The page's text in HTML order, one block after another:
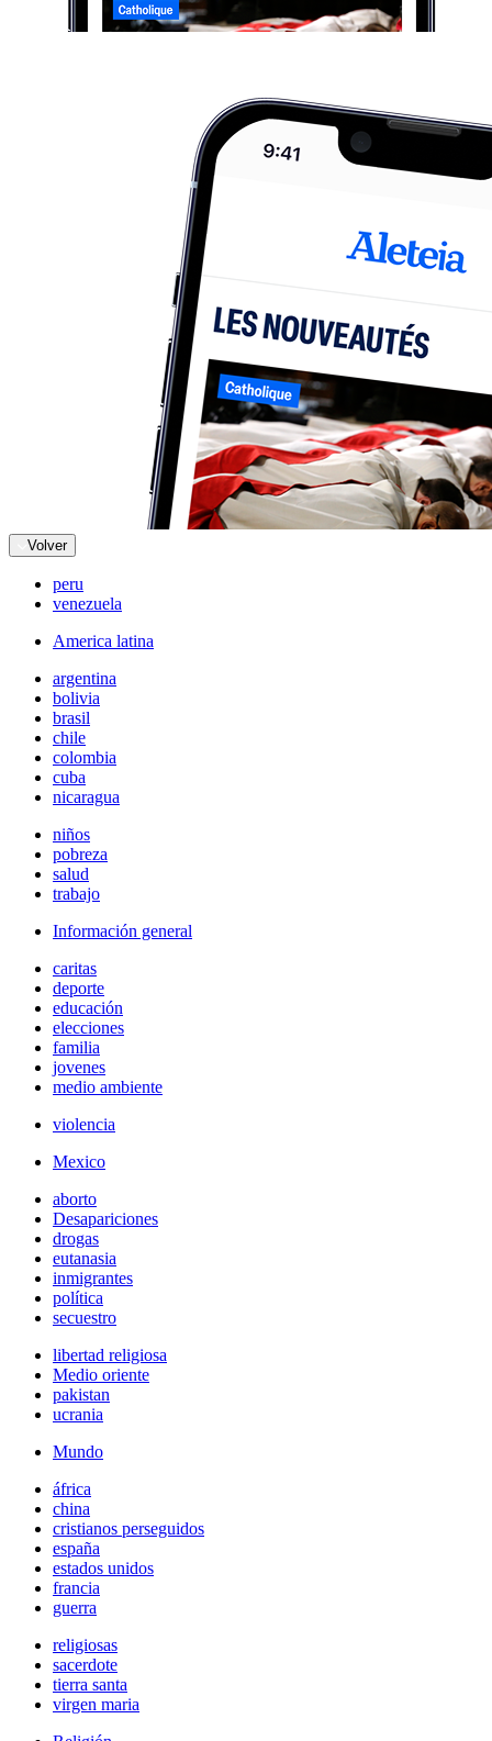
Volver
peru
venezuela
America latina
argentina
bolivia
brasil
chile
colombia
cuba
nicaragua
niños
pobreza
salud
trabajo
Información general
caritas
deporte
educación
elecciones
familia
jovenes
medio ambiente
violencia
Mexico
aborto
Desapariciones
drogas
eutanasia
inmigrantes
política
secuestro
libertad religiosa
Medio oriente
pakistan
ucrania
Mundo
áfrica
china
cristianos perseguidos
españa
estados unidos
francia
guerra
religiosas
sacerdote
tierra santa
virgen maria